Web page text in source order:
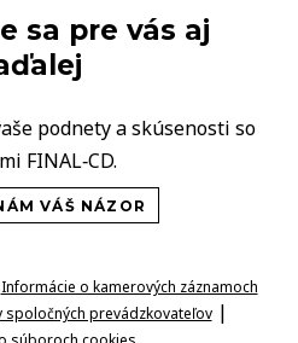
sa pre vás aj
podnety a skúsenosti so
FINAL‑CD.
VÁŠ NÁZOR
Informácie o kamerových záznamoch
prevádzkovateľov|